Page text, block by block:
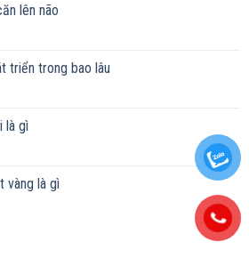
lên não
triển trong bao lâu
là gì
vàng là gì